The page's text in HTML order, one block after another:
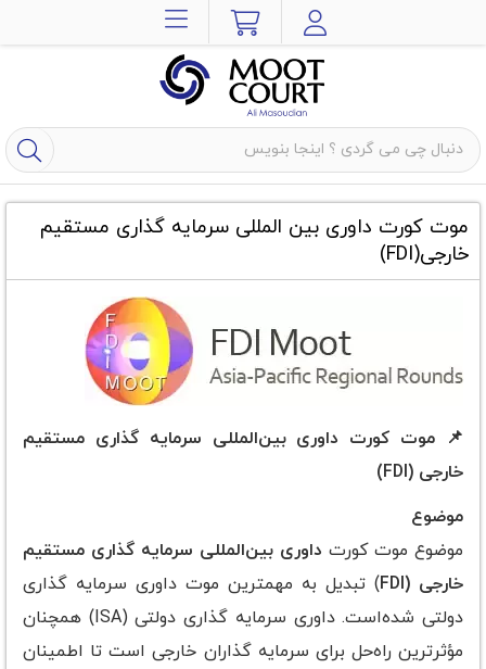
موت کورت داوری بین المللی سرمایه گذاری مستقیم
خارجی(FDI)
📌 موت کورت داوری بین‌المللی سرمایه گذاری مستقیم
خارجی (FDI)
موضوع
موضوع موت کورت داوری بین‌المللی سرمایه گذاری مستقیم
خارجی (FDI) تبدیل به مهمترین موت داوری سرمایه گذاری
دولتی شده‌است. داوری سرمایه گذاری دولتی (ISA) همچنان
مؤثرترین راه‌حل برای سرمایه گذاران خارجی است تا اطمینان